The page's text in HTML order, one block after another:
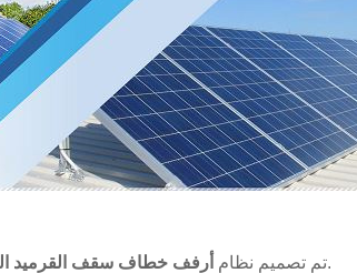
تم تصميم نظام أرفف خطاف سقف القرميد
لتطبيقات أسقف القرميد السكنية والتجارية.